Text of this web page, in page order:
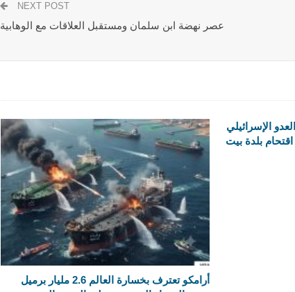
NEXT POST
عصر نهضة ابن سلمان ومستقبل العلاقات مع الوهابية
الإسرائيلي
بلدة بيت
أرامكو تعترف بخسارة العالم 2.6 مليار برميل